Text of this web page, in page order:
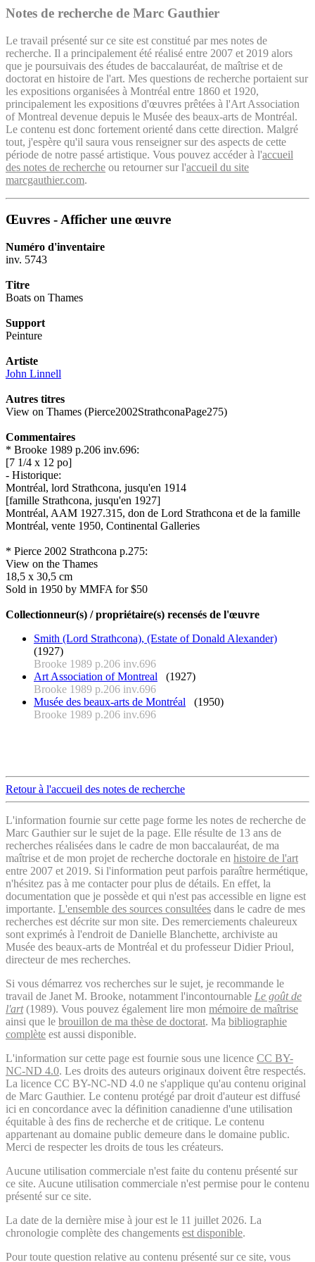
Notes de recherche de Marc Gauthier
Le travail présenté sur ce site est constitué par mes notes de
recherche. Il a principalement été réalisé entre 2007 et 2019 alors
que je poursuivais des études de baccalauréat, de maîtrise et de
doctorat en histoire de l'art. Mes questions de recherche portaient sur
les expositions organisées à Montréal entre 1860 et 1920,
principalement les expositions d'œuvres prêtées à l'Art Association
of Montreal devenue depuis le Musée des beaux-arts de Montréal.
Le contenu est donc fortement orienté dans cette direction. Malgré
tout, j'espère qu'il saura vous renseigner sur des aspects de cette
période de notre passé artistique. Vous pouvez accéder à l'accueil
des notes de recherche ou retourner sur l'accueil du site
marcgauthier.com.
Œuvres - Afficher une œuvre
Numéro d'inventaire
inv. 5743
Titre
Boats on Thames
Support
Peinture
Artiste
John Linnell
Autres titres
View on Thames (Pierce2002StrathconaPage275)
Commentaires
* Brooke 1989 p.206 inv.696:
[7 1/4 x 12 po]
- Historique:
Montréal, lord Strathcona, jusqu'en 1914
[famille Strathcona, jusqu'en 1927]
Montréal, AAM 1927.315, don de Lord Strathcona et de la famille
Montréal, vente 1950, Continental Galleries
* Pierce 2002 Strathcona p.275:
View on the Thames
18,5 x 30,5 cm
Sold in 1950 by MMFA for $50
Collectionneur(s) / propriétaire(s) recensés de l'œuvre
Smith (Lord Strathcona), (Estate of Donald Alexander)
(1927)
Brooke 1989 p.206 inv.696
Art Association of Montreal (1927)
Brooke 1989 p.206 inv.696
Musée des beaux-arts de Montréal (1950)
Brooke 1989 p.206 inv.696
Retour à l'accueil des notes de recherche
L'information fournie sur cette page forme les notes de recherche de
Marc Gauthier sur le sujet de la page. Elle résulte de 13 ans de
recherches réalisées dans le cadre de mon baccalauréat, de ma
maîtrise et de mon projet de recherche doctorale en histoire de l'art
entre 2007 et 2019. Si l'information peut parfois paraître hermétique,
n'hésitez pas à me contacter pour plus de détails. En effet, la
documentation que je possède et qui n'est pas accessible en ligne est
importante. L'ensemble des sources consultées dans le cadre de mes
recherches est décrite sur mon site. Des remerciements chaleureux
sont exprimés à l'endroit de Danielle Blanchette, archiviste au
Musée des beaux-arts de Montréal et du professeur Didier Prioul,
directeur de mes recherches.
Si vous démarrez vos recherches sur le sujet, je recommande le
travail de Janet M. Brooke, notamment l'incontournable Le goût de
l'art(1989). Vous pouvez également lire mon mémoire de maîtrise
ainsi que le brouillon de ma thèse de doctorat. Ma bibliographie
complète est aussi disponible.
L'information sur cette page est fournie sous une licence CC BY-
NC-ND 4.0. Les droits des auteurs originaux doivent être respectés.
La licence CC BY-NC-ND 4.0 ne s'applique qu'au contenu original
de Marc Gauthier. Le contenu protégé par droit d'auteur est diffusé
ici en concordance avec la définition canadienne d'une utilisation
équitable à des fins de recherche et de critique. Le contenu
appartenant au domaine public demeure dans le domaine public.
Merci de respecter les droits de tous les créateurs.
Aucune utilisation commerciale n'est faite du contenu présenté sur
ce site. Aucune utilisation commerciale n'est permise pour le contenu
présenté sur ce site.
La date de la dernière mise à jour est le 11 juillet 2026. La
chronologie complète des changements est disponible.
Pour toute question relative au contenu présenté sur ce site, vous